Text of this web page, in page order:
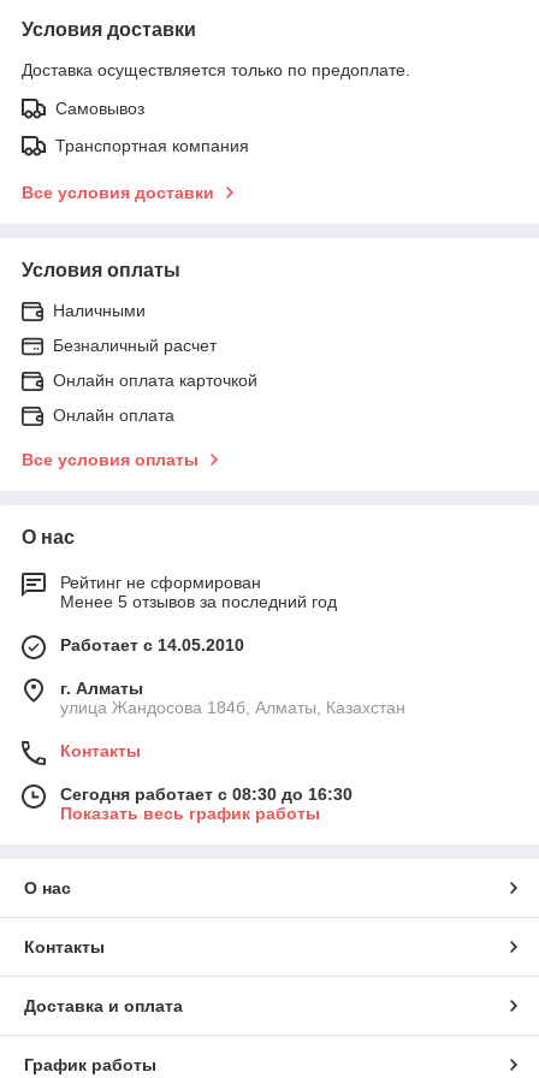
Условия доставки
Доставка осуществляется только по предоплате.
Самовывоз
Транспортная компания
Все условия доставки
Условия оплаты
Наличными
Безналичный расчет
Онлайн оплата карточкой
Онлайн оплата
Все условия оплаты
О нас
Рейтинг не сформирован
Менее 5 отзывов за последний год
Работает с 14.05.2010
г. Алматы
улица Жандосова 184б, Алматы, Казахстан
Контакты
Сегодня работает с 08:30 до 16:30
Показать весь график работы
О нас
Контакты
Доставка и оплата
График работы